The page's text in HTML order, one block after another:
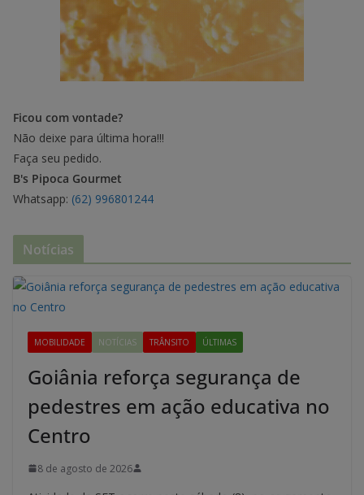
Ficou com vontade?
Não deixe para última hora!!!
Faça seu pedido.
B's Pipoca Gourmet
Whatsapp: (62) 996801244
Notícias
MOBILIDADE NOTÍCIAS TRÂNSITO ÚLTIMAS
Goiânia reforça segurança de
pedestres em ação educativa no
Centro
8 de agosto de 2026